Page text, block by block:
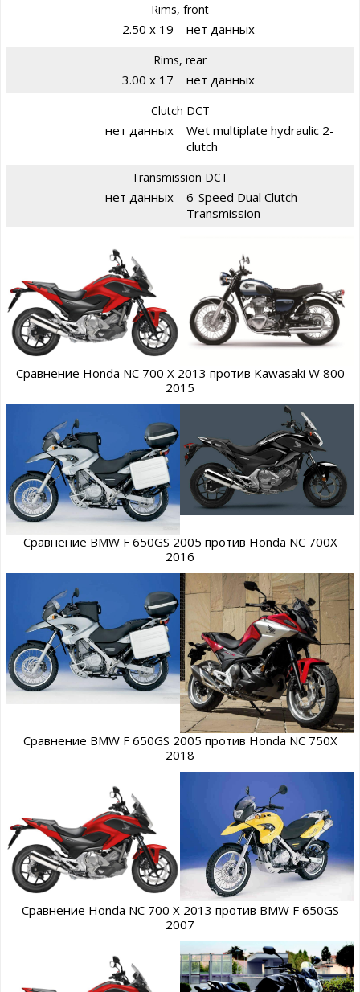
Rims, front
2.50 x 19 нет данных
Rims, rear
3.00 x 17 нет данных
Clutch DCT
нет данных
Wet multiplate hydraulic 2-
clutch
Transmission DCT
нет данных
6-Speed Dual Clutch
Transmission
Сравнение Honda NC 700 X 2013 против Kawasaki W 800
2015
Сравнение BMW F 650GS 2005 против Honda NC 700X
2016
Сравнение BMW F 650GS 2005 против Honda NC 750X
2018
Сравнение Honda NC 700 X 2013 против BMW F 650GS
2007